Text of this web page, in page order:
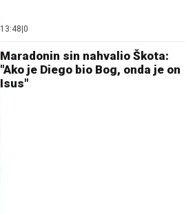
13:48 0
Maradonin sin nahvalio Škota:
"Ako je Diego bio Bog, onda je on
Isus"